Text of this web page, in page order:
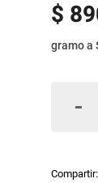
$
gramoa